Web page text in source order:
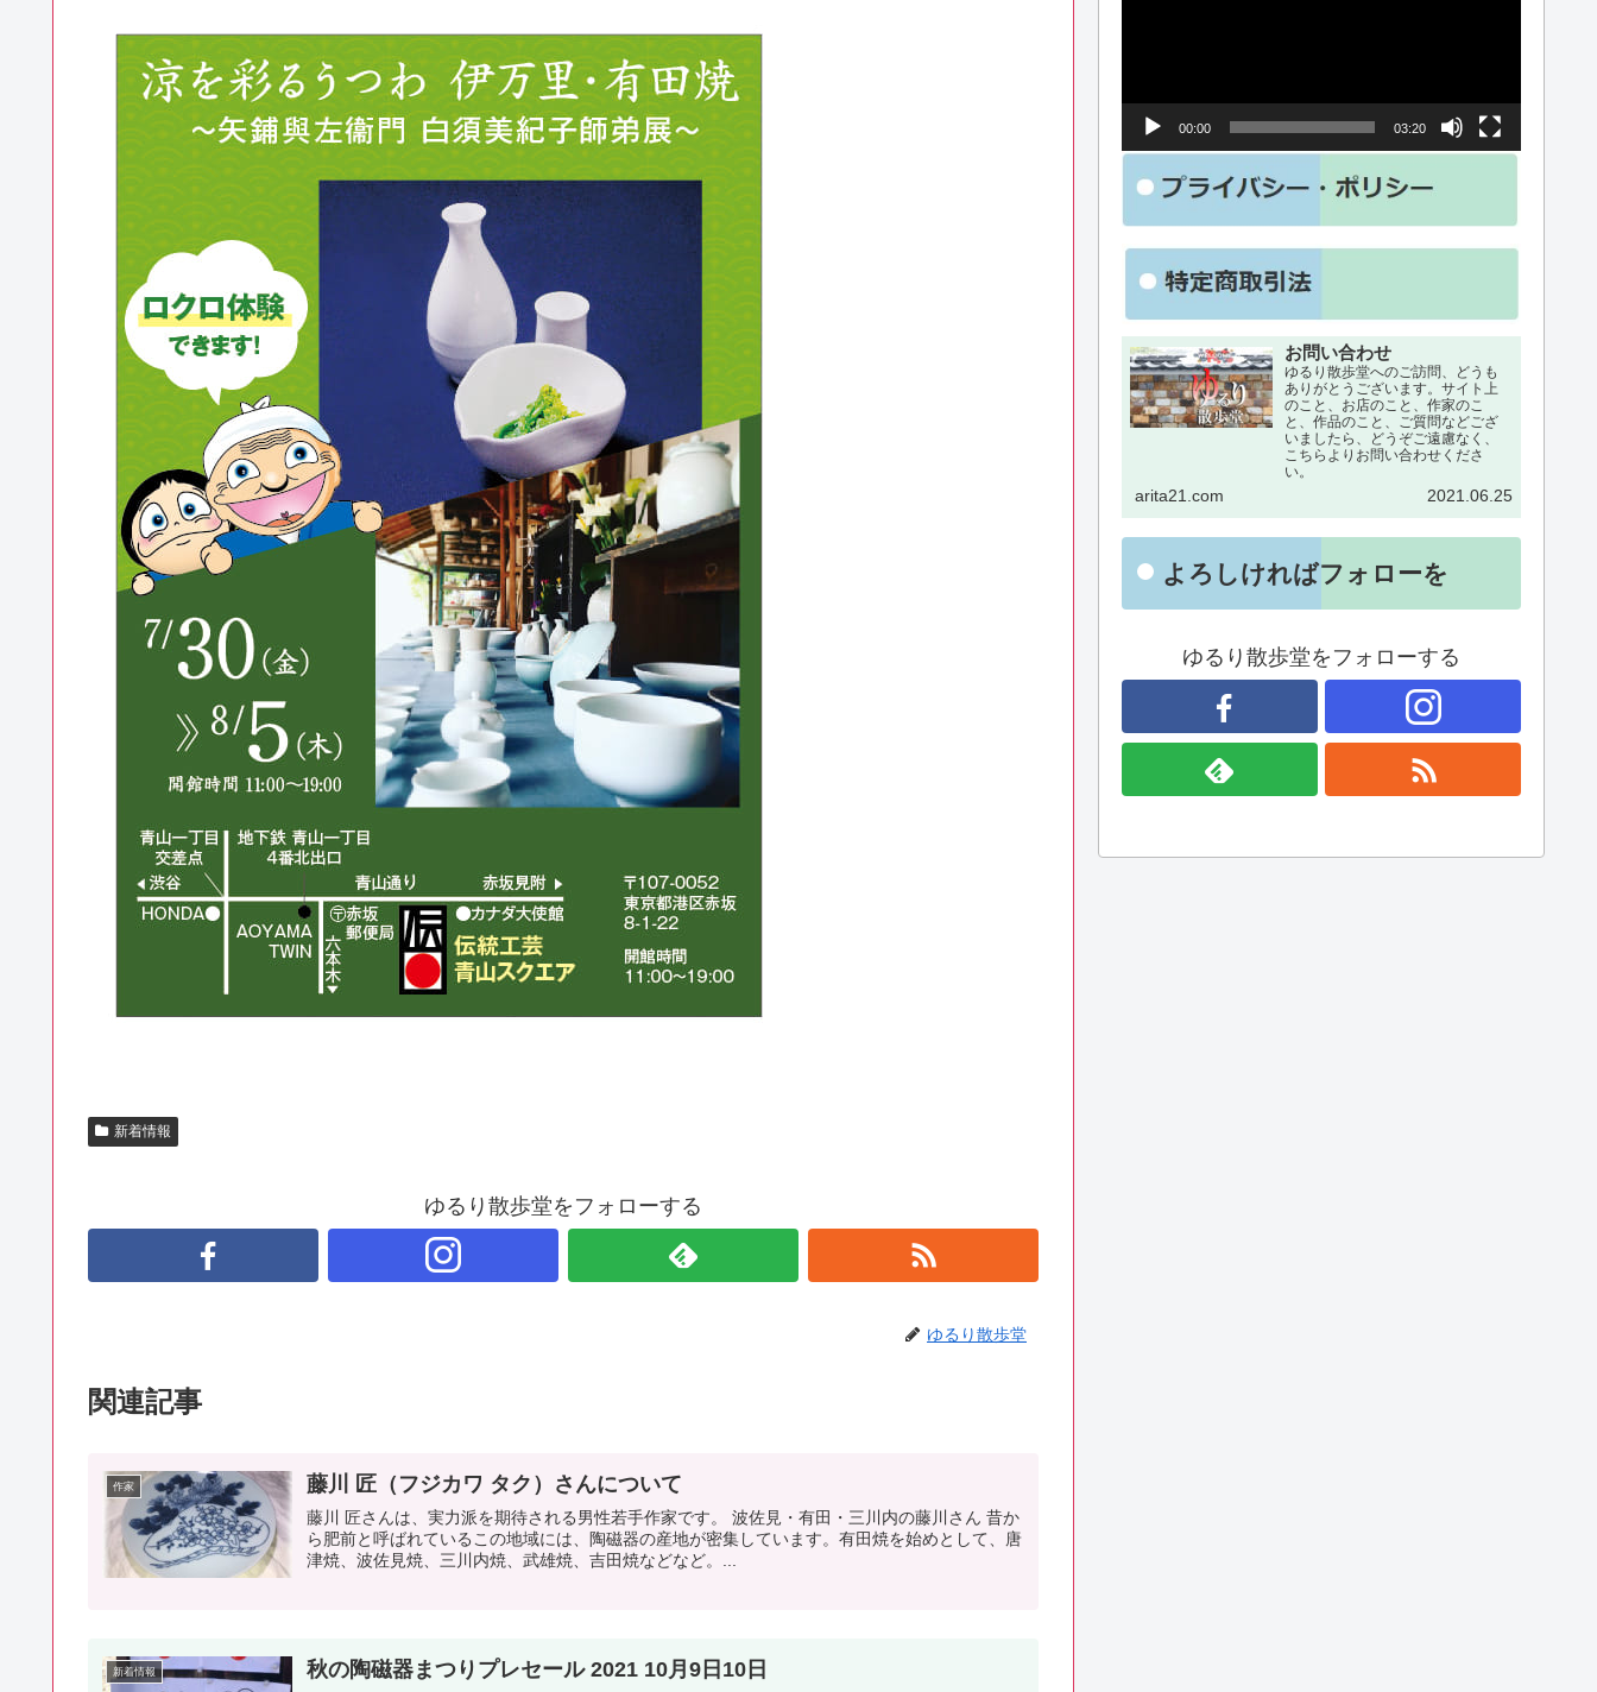
新着情報
ゆるり散歩堂をフォローする
ゆるり散歩堂
関連記事
作家 藤川 匠（フジカワ タク）さんについて
藤川 匠さんは、実力派を期待される男性若手作家です。 波佐見・有田・三川内の藤川さん 昔か
ら肥前と呼ばれているこの地域には、陶磁器の産地が密集しています。有田焼を始めとして、唐
津焼、波佐見焼、三川内焼、武雄焼、吉田焼などなど。...
新着情報 秋の陶磁器まつりプレセール 2021 10月9日10日
00:00 03:20
お問い合わせ
ゆるり散歩堂へのご訪問、どうも
ありがとうございます。サイト上
のこと、お店のこと、作家のこ
と、作品のこと、ご質問などござ
いましたら、どうぞご遠慮なく、
こちらよりお問い合わせくださ
い。
arita21.com 2021.06.25
よろしければフォローを
ゆるり散歩堂をフォローする